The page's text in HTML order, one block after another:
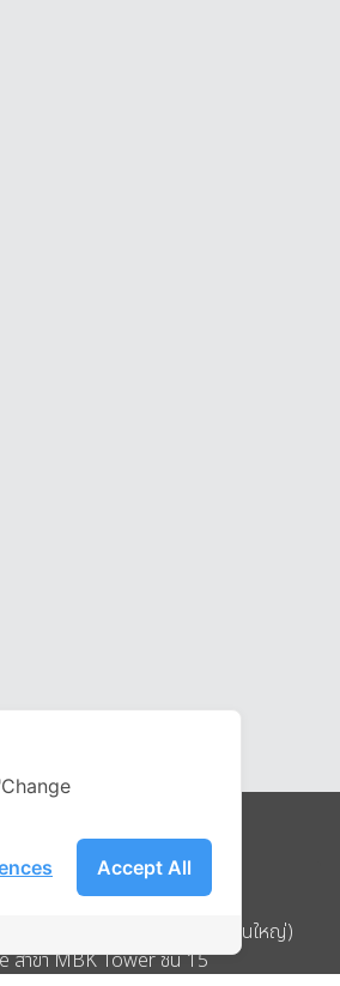
ท อิกไนท์ เอ สตาร์ จำกัด (สำนักงานใหญ่)
สาขา MBK Tower ชั้น 15
Accept All